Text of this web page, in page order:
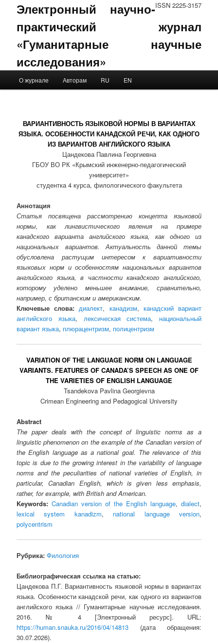
ISSN 2225-3157
Электронный научно-
практический журнал
«Гуманитарные научные
исследования»
Skip to primary content
Skip to secondary content
О журнале Авторам RU EN
ВАРИАНТИВНОСТЬ ЯЗЫКОВОЙ НОРМЫ В ВАРИАНТАХ
ЯЗЫКА. ОСОБЕННОСТИ КАНАДСКОЙ РЕЧИ, КАК ОДНОГО
ИЗ ВАРИАНТОВ АНГЛИЙСКОГО ЯЗЫКА
Цандекова Павлина Георгиевна
ГБОУ ВО РК «Крымский инженерно-педагогический
университет»
студентка 4 курса, филологического факультета
Аннотация
Статья посвящена рассмотрению концепта языковой
нормы, как лингвистического явления на примере
канадского варианта английского языка, как одного из
национальных вариантов. Актуальность данной темы
обусловлена растущим интересом к вариативности
языковых норм и особенностям национальных вариантов
английского языка, в частности канадского английского,
которому уделено меньшее внимание, сравнительно,
например, с британским и американским.
Ключевые слова: диалект, канадизм, канадский вариант
английского языка, лексическая система, национальный
вариант языка, плюрацентризм, полицентризм
VARIATION OF THE LANGUAGE NORM ON LANGUAGE
VARIANTS. FEATURES OF CANADA’S SPEECH AS ONE OF
THE VARIETIES OF ENGLISH LANGUAGE
Tsandekova Pavlina Georgievna
Crimean Engineering and Pedagogical University
Abstract
The paper deals with the concept of linguistic norms as a
linguistic phenomenon on the example of the Canadian version of
the English language as a national goal. The relevance of this
topic is due to the growing interest in the variability of language
norms and the peculiarities of national varieties of English, in
particular, Canadian English, which is given less emphasis,
rather, for example, with British and American.
Keywords: Canadian version of the English language, dialect,
lexical system kanadizm, national language version,
polycentrism
Рубрика: Филология
Библиографическая ссылка на статью:
Цандекова П.Г. Вариантивность языковой нормы в вариантах
языка. Особенности канадской речи, как одного из вариантов
английского языка // Гуманитарные научные исследования.
2016. № 4 [Электронный ресурс]. URL:
https://human.snauka.ru/2016/04/14813 (дата обращения:
30.07.2026).